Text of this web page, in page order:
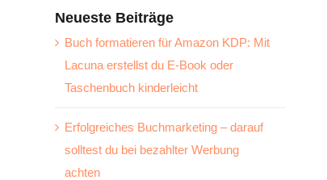
Neueste Beiträge
Buch formatieren für Amazon KDP: Mit
Lacuna erstellst du E-Book oder
Taschenbuch kinderleicht
Erfolgreiches Buchmarketing – darauf
solltest du bei bezahlter Werbung
achten